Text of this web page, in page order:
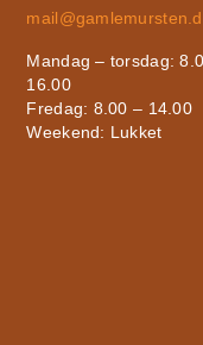
Mandag – torsdag:
16.00
Fredag: 8.00 – 14.00
Weekend: Lukket